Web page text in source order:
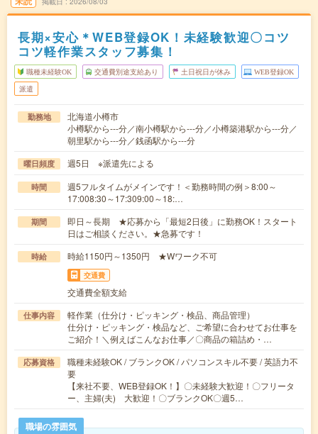
長期×安心＊WEB登録OK！未経験歓迎〇コツ
コツ軽作業スタッフ募集！
職種未経験OK 交通費別途支給あり 土日祝日が休み WEB登録OK
派遣
勤務地
北海道小樽市
小樽駅から---分／南小樽駅から---分／小樽築港駅から---分／
朝里駅から---分／銭函駅から---分
曜日頻度 週5日 ※派遣先による
時間
週5フルタイムがメインです！＜勤務時間の例＞8:00～
17:008:30～17:309:00～18:…
期間
即日～長期 ★応募から「最短2日後」に勤務OK！スタート
日はご相談ください。★急募です！
時給 時給1150円～1350円 ★Wワーク不可
交通費
交通費全額支給
仕事内容
軽作業（仕分け・ピッキング・検品、商品管理）
仕分け・ピッキング・検品など、ご希望に合わせてお仕事を
ご紹介！＼例えばこんなお仕事／〇商品の箱詰め・…
応募資格
職種未経験OK / ブランクOK / パソコンスキル不要 / 英語力不
要
【来社不要、WEB登録OK！】〇未経験大歓迎！〇フリータ
ー、主婦(夫) 大歓迎！〇ブランクOK〇週5…
職場の雰囲気